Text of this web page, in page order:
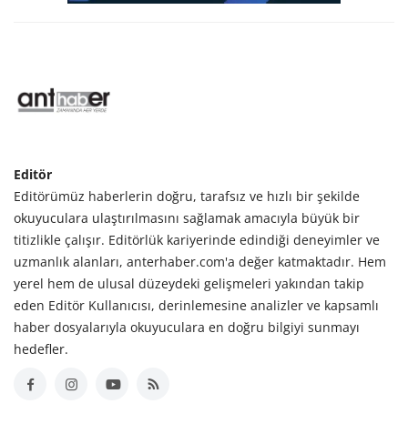
Editör
Editörümüz haberlerin doğru, tarafsız ve hızlı bir şekilde
okuyuculara ulaştırılmasını sağlamak amacıyla büyük bir
titizlikle çalışır. Editörlük kariyerinde edindiği deneyimler ve
uzmanlık alanları, anterhaber.com'a değer katmaktadır. Hem
yerel hem de ulusal düzeydeki gelişmeleri yakından takip
eden Editör Kullanıcısı, derinlemesine analizler ve kapsamlı
haber dosyalarıyla okuyuculara en doğru bilgiyi sunmayı
hedefler.